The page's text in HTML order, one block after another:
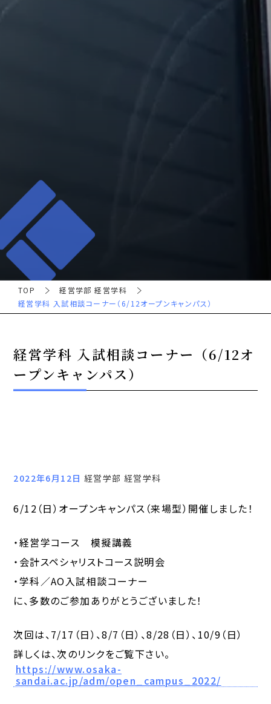
TOP
経営学部 経営学科
経営学科 入試相談コーナー（6/12オープンキャンパス）
経営学科 入試相談コーナー（6/12オ
ープンキャンパス）
2022年6月12日 経営学部 経営学科
6/12（日）オープンキャンパス（来場型）開催しました！
・経営学コース 模擬講義
・会計スペシャリストコース説明会
・学科／AO入試相談コーナー
に、多数のご参加ありがとうございました！
次回は、7/17（日）、8/7（日）、8/28（日）、10/9（日）
詳しくは、次のリンクをご覧下さい。
https://www.osaka-
sandai.ac.jp/adm/open_campus_2022/